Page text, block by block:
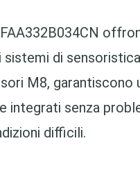
di
M8, garantiscono
integrati senza
difficili.